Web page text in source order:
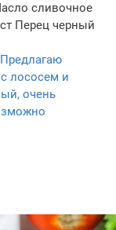
сливочнoe
Перец черный
лососем и
очень